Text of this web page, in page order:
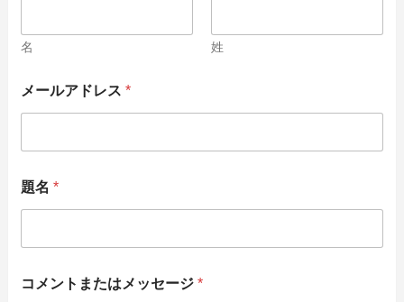
名 姓
メールアドレス*
題名*
コメントまたはメッセージ*